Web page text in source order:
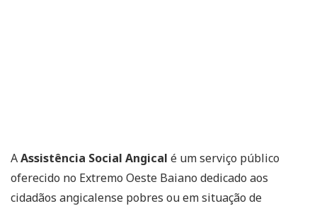
AAssistência Social Angical é um serviço público
oferecido no Extremo Oeste Baiano dedicado aos
cidadãos angicalense pobres ou em situação de